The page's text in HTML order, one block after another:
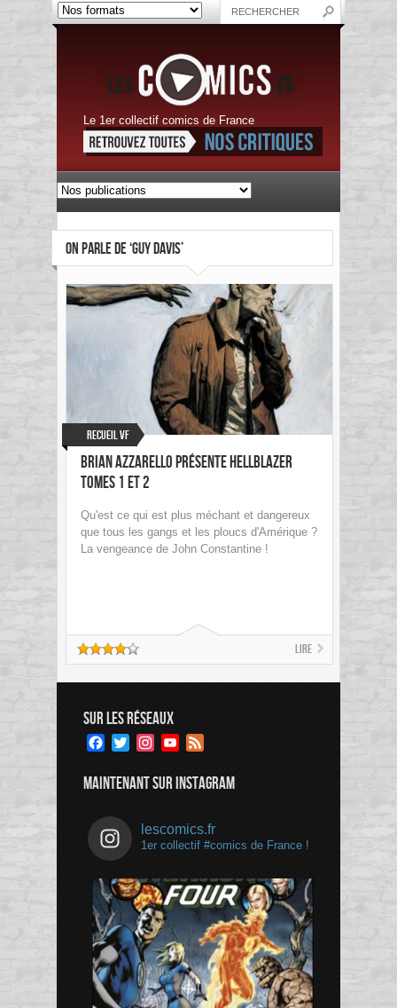
Le 1er collectif comics de France
ON PARLE DE ‘GUY DAVIS’
Recueil VF
Brian Azzarello présente Hellblazer
Tomes 1 et 2
Qu'est ce qui est plus méchant et dangereux
que tous les gangs et les ploucs d'Amérique ?
La vengeance de John Constantine !
Lire
SUR LES RÉSEAUX
Facebook
TwitterInstagramYouTube
MAINTENANT SUR INSTAGRAM
lescomics.fr
1er collectif #comics de France !